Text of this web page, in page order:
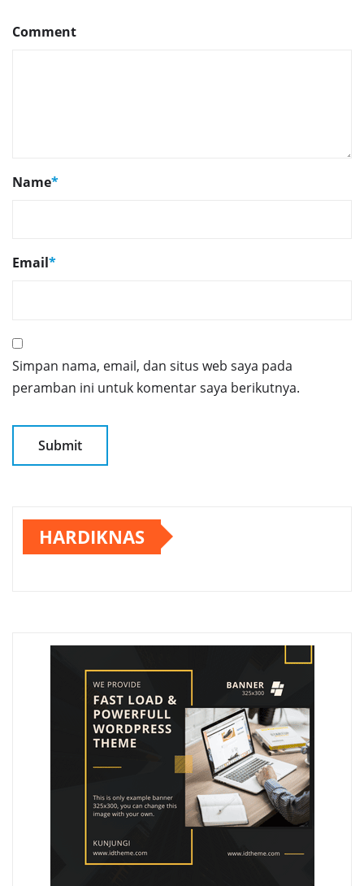
Comment
Name*
Email*
Simpan nama, email, dan situs web saya pada
peramban ini untuk komentar saya berikutnya.
HARDIKNAS